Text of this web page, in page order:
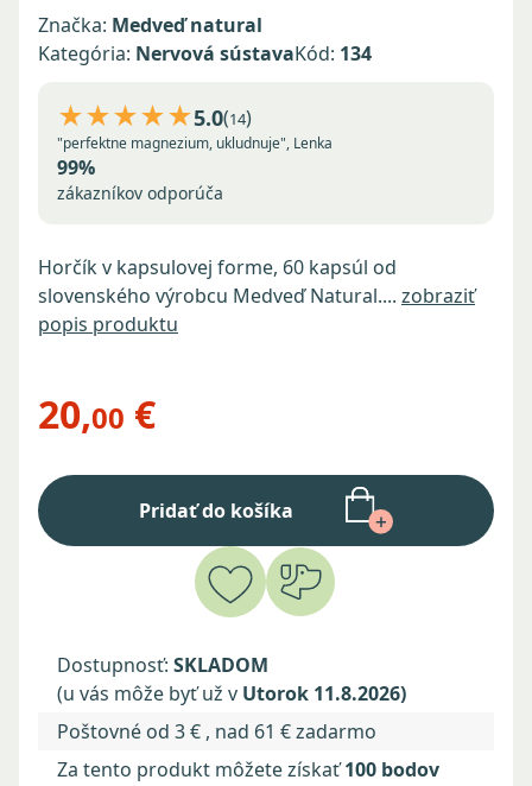
Značka: Medveď natural
Kategória: Nervová sústavaKód: 134
★★★★★5.0(14)
"perfektne magnezium, ukludnuje", Lenka
99%
zákazníkov odporúča
Horčík v kapsulovej forme, 60 kapsúl od
slovenského výrobcu Medveď Natural.... zobraziť
popis produktu
20,00 €
Pridať do košíka
Dostupnosť: SKLADOM
(u vás môže byť už v Utorok 11.8.2026)
Poštovné od 3 € , nad 61 € zadarmo
Za tento produkt môžete získať100 bodov